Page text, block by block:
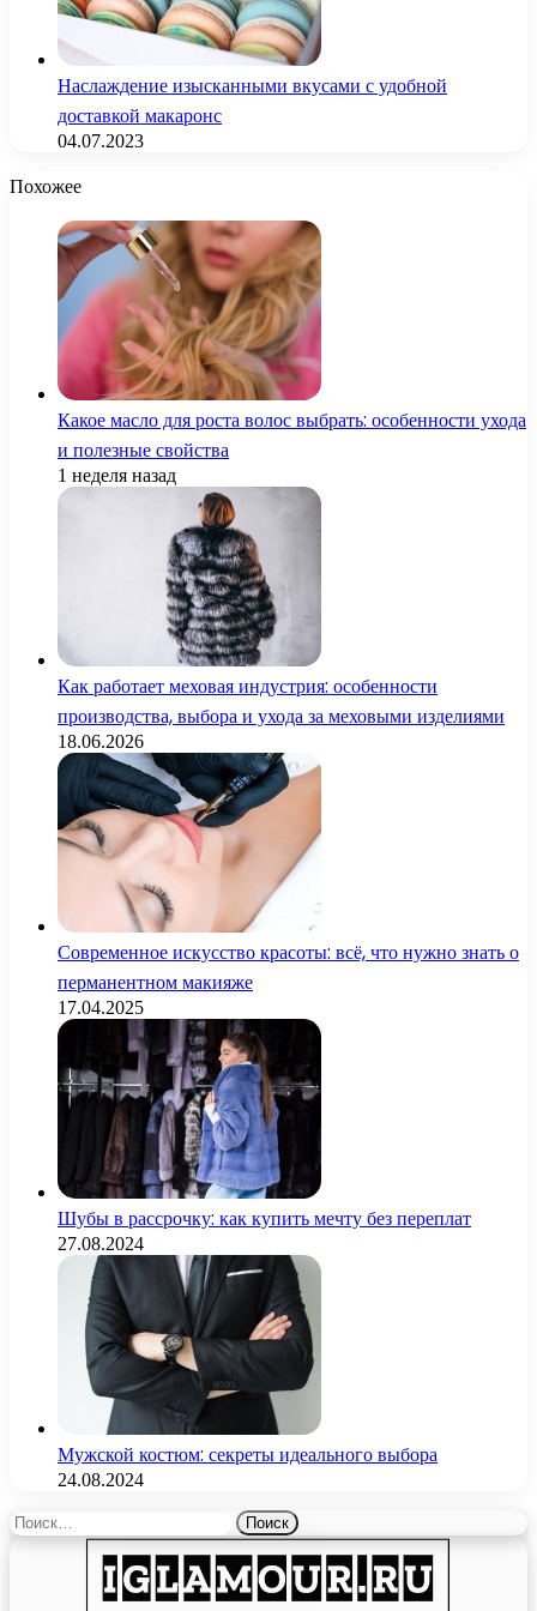
Наслаждение изысканными вкусами с удобной
доставкой макаронс
04.07.2023
Похожее
Какое масло для роста волос выбрать: особенности ухода
и полезные свойства
1 неделя назад
Как работает меховая индустрия: особенности
производства, выбора и ухода за меховыми изделиями
18.06.2026
Современное искусство красоты: всё, что нужно знать о
перманентном макияже
17.04.2025
Шубы в рассрочку: как купить мечту без переплат
27.08.2024
Мужской костюм: секреты идеального выбора
24.08.2024
Найти: